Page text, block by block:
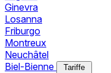
Ginevra
Losanna
Friburgo
Montreux
Neuchâtel
Biel-Bienne
Tariffe